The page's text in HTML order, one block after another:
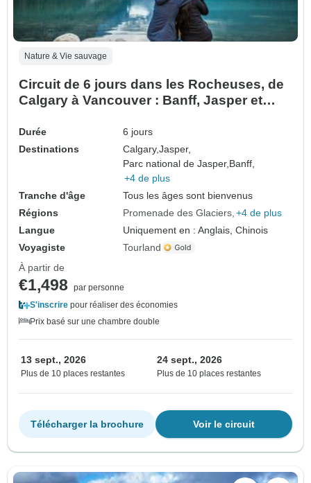
Nature & Vie sauvage
Circuit de 6 jours dans les Rocheuses, de
Calgary à Vancouver : Banff, Jasper et
Durée
6 jours
Destinations
Calgary,Jasper,
Parc national de Jasper, Banff,
+4 de plus
Tranche d'âge
Tous les âges sont bienvenus
Régions
Promenade des Glaciers +4 de plus
Langue
Uniquement en : Anglais, Chinois
Voyagiste
Tourland
À partir de
€1,498
par personne
S'inscrire pour réaliser des économies
Prix basé sur une chambre double
13 sept., 2026
Plus de 10 places restantes
24 sept., 2026
Plus de 10 places restantes
Voir le circuit
Télécharger la brochure